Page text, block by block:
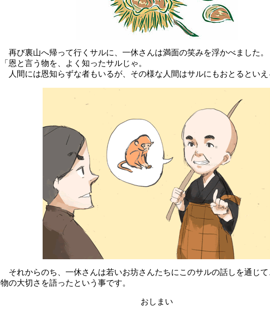
再び裏山へ帰って行くサルに、一休さんは満面の笑みを浮かべました。
「恩と言う物を、よく知ったサルじゃ。
人間には恩知らずな者もいるが、その様な人間はサルにもおとるといえ
それからのち、一休さんは若いお坊さんたちにこのサルの話しを通じて
物の大切さを語ったという事です。
おしまい